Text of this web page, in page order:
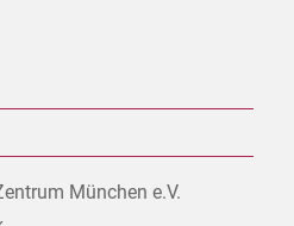
München e.V.